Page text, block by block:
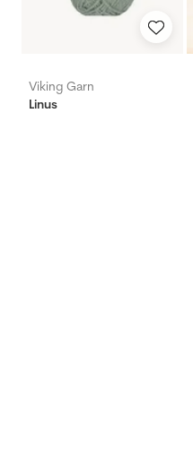
Viking Garn
Linus